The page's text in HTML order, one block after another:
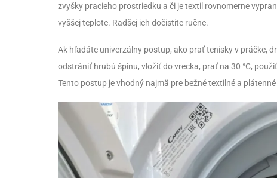
zvyšky pracieho prostriedku a či je textil rovnomerne
vyššej teplote. Radšej ich dočistite ručne.
Ak hľadáte univerzálny postup, ako prať tenisky v práčke,
odstrániť hrubú špinu, vložiť do vrecka, prať na 30 °C,
Tento postup je vhodný najmä pre bežné textilné a plátenné